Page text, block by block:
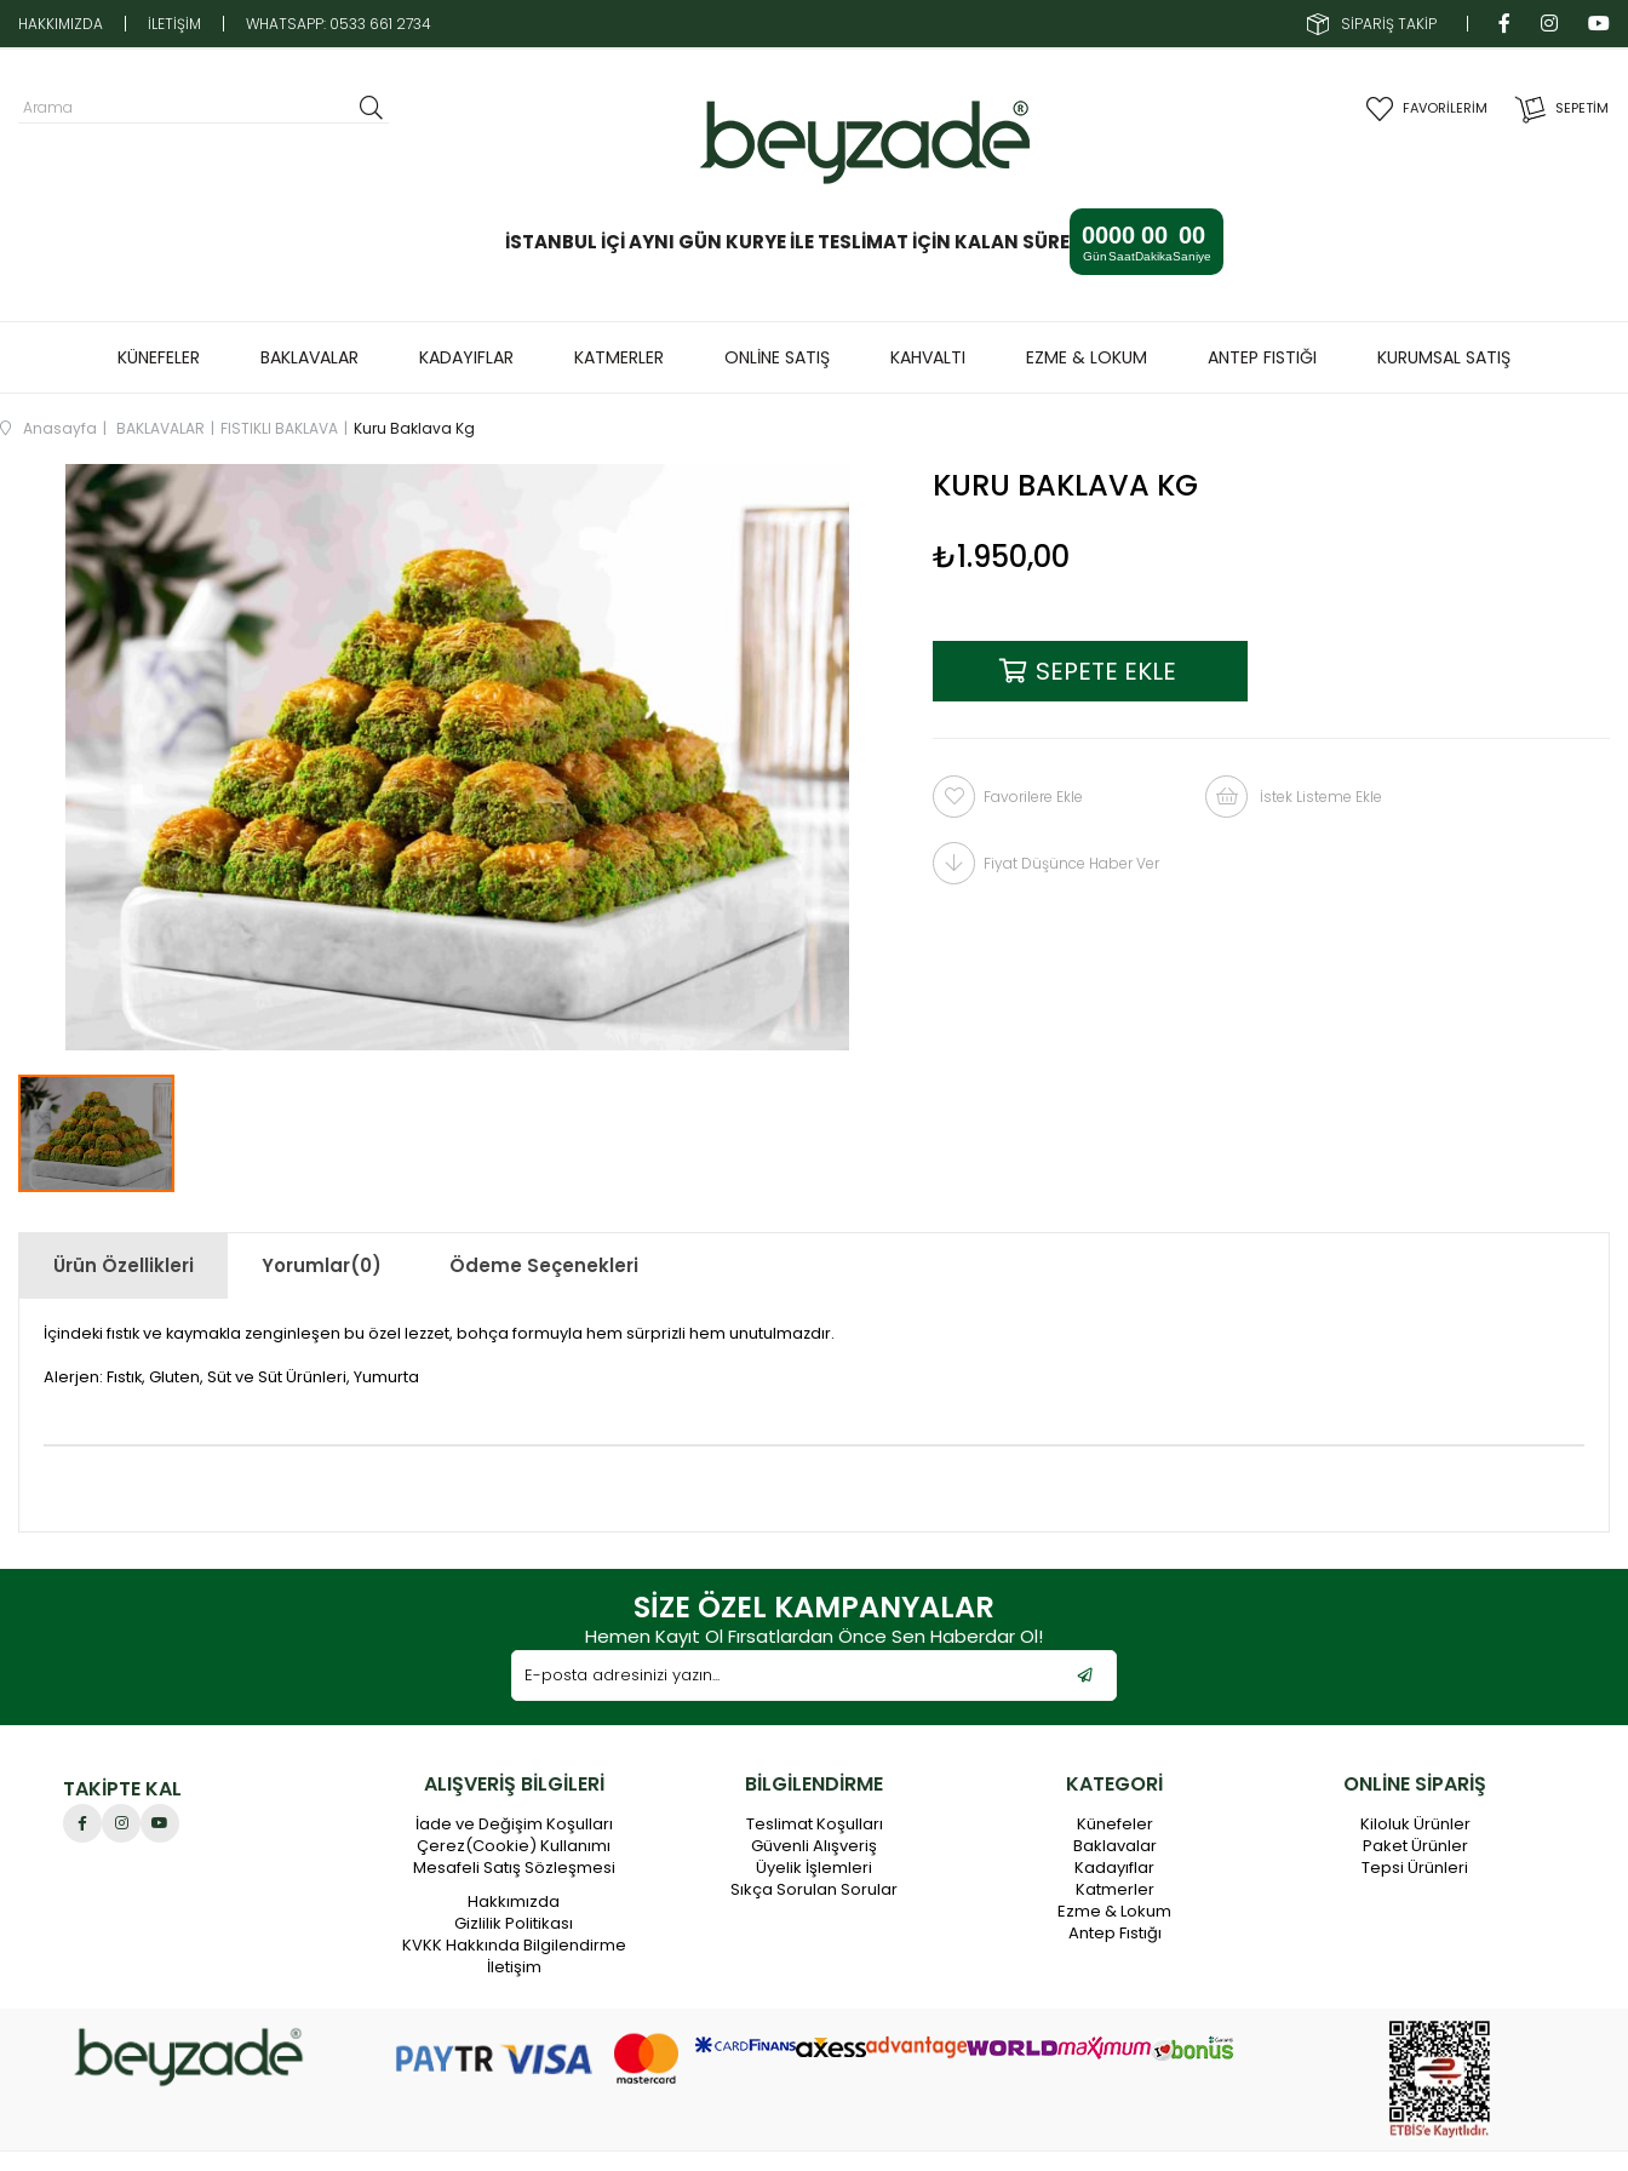
HAKKIMIZDA İLETİŞİM WHATSAPP: 0533 661 2734 SİPARİŞ TAKİP
İSTANBUL İÇİ AYNI GÜN KURYE İLE TESLİMAT İÇİN KALAN SÜRE 00
Gün
00
Saat
00
Dakika
00
Saniye
SEPETIM
FAVORİLERİM
KÜNEFELER BAKLAVALAR KADAYIFLAR KATMERLER ONLİNE SATIŞ KAHVALTI EZME & LOKUM ANTEP FISTIĞI KURUMSAL SATIŞ
Anasayfa BAKLAVALAR FISTIKLI BAKLAVA Kuru Baklava Kg
KURU BAKLAVA KG
₺1.950,00
Favorilere Ekle İstek Listeme Ekle
Fiyat Düşünce Haber Ver
Ürün Özellikleri Yorumlar(0) Ödeme Seçenekleri
İçindeki fıstık ve kaymakla zenginleşen bu özel lezzet, bohça formuyla hem sürprizli hem unutulmazdır.
Alerjen: Fıstık, Gluten, Süt ve Süt Ürünleri, Yumurta
SİZE ÖZEL KAMPANYALAR
Hemen Kayıt Ol Fırsatlardan Önce Sen Haberdar Ol!
TAKİPTE KAL ALIŞVERİŞ BİLGİLERİ
İade ve Değişim Koşulları
Çerez(Cookie) Kullanımı
Mesafeli Satış Sözleşmesi
Hakkımızda
Gizlilik Politikası
KVKK Hakkında Bilgilendirme
İletişim
BİLGİLENDİRME
Teslimat Koşulları
Güvenli Alışveriş
Üyelik İşlemleri
Sıkça Sorulan Sorular
KATEGORİ
Künefeler
Baklavalar
Kadayıflar
Katmerler
Ezme & Lokum
Antep Fıstığı
ONLİNE SİPARİŞ
Kiloluk Ürünler
Paket Ürünler
Tepsi Ürünleri